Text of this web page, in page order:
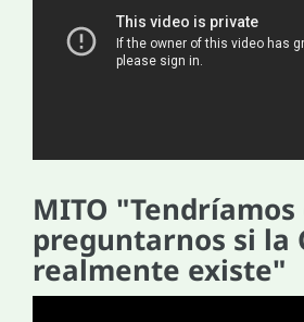
MITO "Tendríamos
preguntarnos si la
realmente existe"